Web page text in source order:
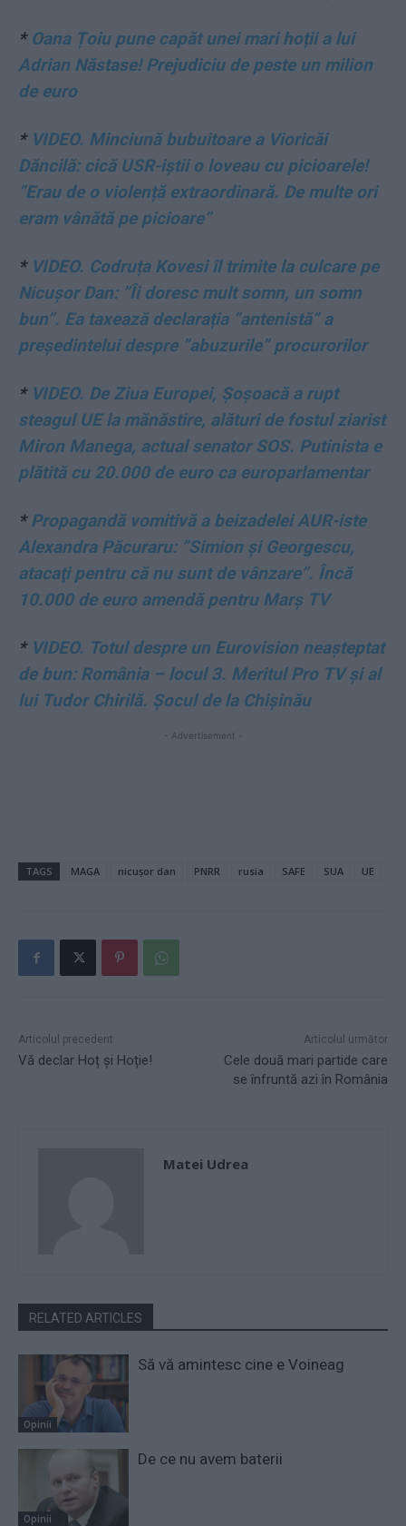
* Oana Țoiu pune capăt unei mari hoții a lui
Adrian Năstase! Prejudiciu de peste un milion
de euro
* VIDEO. Minciună bubuitoare a Vioricăi
Dăncilă: cică USR-iștii o loveau cu picioarele!
”Erau de o violență extraordinară. De multe ori
eram vânătă pe picioare”
* VIDEO. Codruța Kovesi îl trimite la culcare pe
Nicușor Dan: ”Îi doresc mult somn, un somn
bun”. Ea taxează declarația ”antenistă” a
președintelui despre ”abuzurile” procurorilor
* VIDEO. De Ziua Europei, Șoșoacă a rupt
steagul UE la mănăstire, alături de fostul ziarist
Miron Manega, actual senator SOS. Putinista e
plătită cu 20.000 de euro ca europarlamentar
*Propagandă vomitivă a beizadelei AUR-iste
Alexandra Păcuraru: ”Simion şi Georgescu,
atacaţi pentru că nu sunt de vânzare”. Încă
10.000 de euro amendă pentru Marș TV
* VIDEO. Totul despre un Eurovision neașteptat
de bun: România – locul 3. Meritul Pro TV și al
lui Tudor Chirilă. Șocul de la Chișinău
- Advertisement -
TAGS MAGA nicușor dan PNRR rusia SAFE SUA UE
Articolul precedent
Vă declar Hoț și Hoție!
Articolul următor
Cele două mari partide care
se înfruntă azi în România
Matei Udrea
RELATED ARTICLES
Opinii
Să vă amintesc cine e Voineag
Opinii
De ce nu avem baterii